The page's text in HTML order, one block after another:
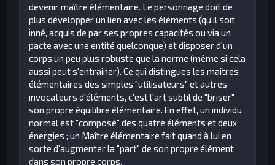
devenir maître élémentaire. Le personnage doit de
plus développer un lien avec les éléments (qu'il soit
inné, acquis de par ses propres capacités ou via un
pacte avec une entité quelconque) et disposer d'un
corps un peu plus robuste que la norme (même si cela
aussi peut s'entrainer). Ce qui distingues les maîtres
élémentaires des simples "utilisateurs" et autres
invocateurs d'éléments, c'est l'art subtil de "briser"
son propre équilibre élémentaire. En effet, un individu
normal est "composé" des quatre éléments et deux
énergies ; un Maître élémentaire fait quand à lui en
sorte d'augmenter la "part" de son propre élément
dans son propre corps.